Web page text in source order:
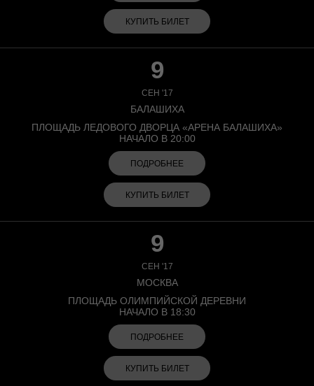
КУПИТЬ БИЛЕТ
9
СЕН '17
БАЛАШИХА
ПЛОЩАДЬ ЛЕДОВОГО ДВОРЦА «АРЕНА БАЛАШИХА»
НАЧАЛО В 20:00
ПОДРОБНЕЕ
КУПИТЬ БИЛЕТ
9
СЕН '17
МОСКВА
ПЛОЩАДЬ ОЛИМПИЙСКОЙ ДЕРЕВНИ
НАЧАЛО В 18:30
ПОДРОБНЕЕ
КУПИТЬ БИЛЕТ